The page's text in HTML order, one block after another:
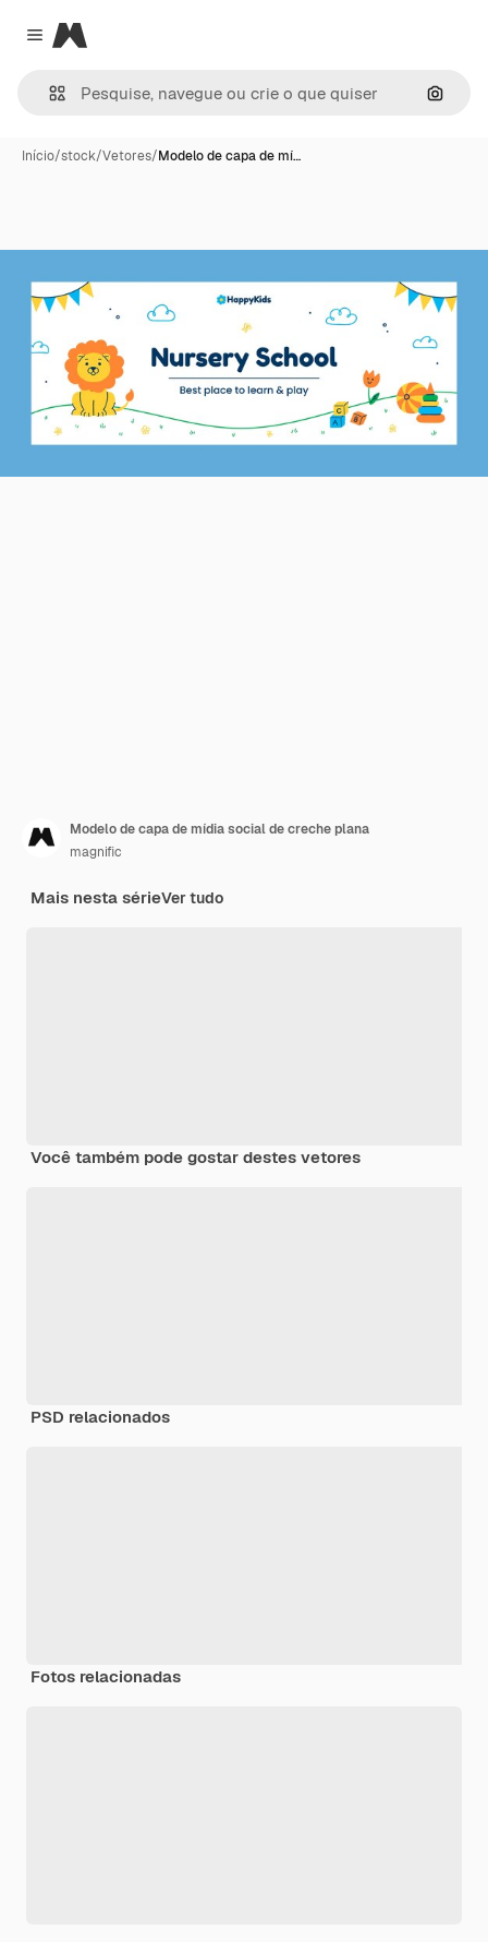
Close menu
Magnific
Início/stock/Vetores/Modelo de capa de mí…
Modelo de capa de mídia social de creche plana
magnific
Mais nesta sérieVer tudo
Você também pode gostar destes vetores
PSD relacionados
Fotos relacionadas